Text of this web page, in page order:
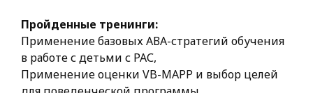
Пройденные тренинги:
Применение базовых АВА-стратегий обучения
в работе с детьми с РАС,
Применение оценки VB-MAPP и выбор целей